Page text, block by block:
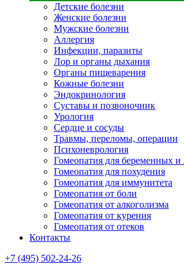
Детские болезни
Женские болезни
Мужские болезни
Аллергия
Инфекции, паразиты
Лор и органы дыхания
Органы пищеварения
Кожные болезни
Эндокринология
Суставы и позвоночник
Урология
Сердце и сосуды
Травмы, переломы, операции
Психоневрология
Гомеопатия для беременных и
Гомеопатия для похудения
Гомеопатия для иммунитета
Гомеопатия от боли
Гомеопатия от алкоголизма
Гомеопатия от курения
Гомеопатия от отеков
Контакты
+7 (495) 502-24-26